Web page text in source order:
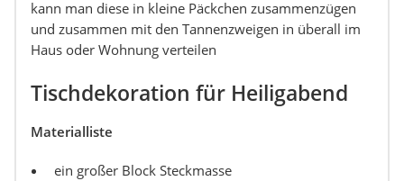
kann man diese in kleine Päckchen zusammenzügen
und zusammen mit den Tannenzweigen in überall im
Haus oder Wohnung verteilen
Tischdekoration für Heiligabend
Materialliste
ein großer Block Steckmasse